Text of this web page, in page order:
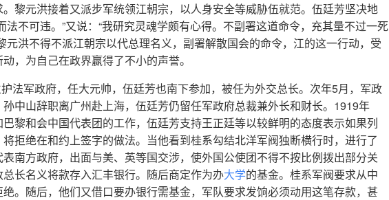
黎元洪接着又派步军统领江朝宗，以人身安全等威胁伍就范。伍廷芳坚决地
法不可违。”又说：“我研究灵魂学颇有心得。不副署这道命令，充其量不过一死
元洪不得不派江朝宗以代总理名义，副署解散国会的命令，江的这一行动，受
，为自己在政界赢得了不小的声誉。
法军政府，任大元帅，伍廷芳也南下参加，被任为外交总长。次年5月，军政
中山辞职离广州赴上海，伍廷芳仍留任军政府总裁兼外长和财长。1919年
黎和会中国代表团的工作，伍廷芳支持王正廷等以较鲜明的态度表示如果列
拒绝在和约上签字的做法。当他看到桂系勾结北洋军阀独断横行时，进行了
南方政府，出面与美、英等国交涉，使外国公使团不得不按比例拨出部分关
长名义将款存入汇丰银行。随后商定作为办大学的基金。桂系军阀要求从中
。随后，他们又借口要办银行需基金，军队要求发饷必须动用这笔存款，甚